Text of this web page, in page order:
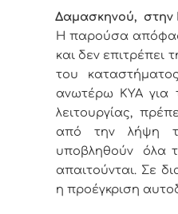
Δαμασκηνού, στην
Η παρούσα
και δεν επιτρέπει
του
ανωτέρω ΚΥΑ για
λειτουργίας,
από την λήψη
υποβληθούν όλα
απαιτούνται. Σε
η προέγκριση